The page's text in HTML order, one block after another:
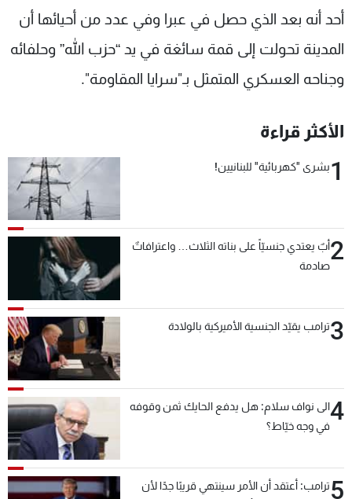
أحد أنه بعد الذي حصل في عبرا وفي عدد من أحيائها أن
المدينة تحولت إلى قمة سائغة في يد “حزب الله” وحلفائه
وجناحه العسكري المتمثل بـ"سرايا المقاومة".
الأكثر قراءة
1بشرى "كهربائية" للبنانيين!
2أبٌ يعتدي جنسيّاً على بناته الثلاث… واعترافاتٌ
صادمة
3ترامب يقيّد الجنسية الأميركية بالولادة
4الى نواف سلام: هل يدفع الحايك ثمن وقوفه
في وجه خيّاط؟
5ترامب: أعتقد أن الأمر سينتهي قريبًا جدًا لأن